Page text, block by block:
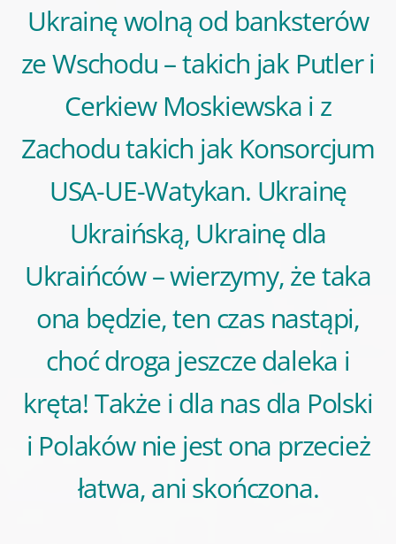
Ukrainę wolną od banksterów
ze Wschodu – takich jak Putler i
Cerkiew Moskiewska i z
Zachodu takich jak Konsorcjum
USA-UE-Watykan. Ukrainę
Ukraińską, Ukrainę dla
Ukraińców – wierzymy, że taka
ona będzie, ten czas nastąpi,
choć droga jeszcze daleka i
kręta! Także i dla nas dla Polski
i Polaków nie jest ona przecież
łatwa, ani skończona.